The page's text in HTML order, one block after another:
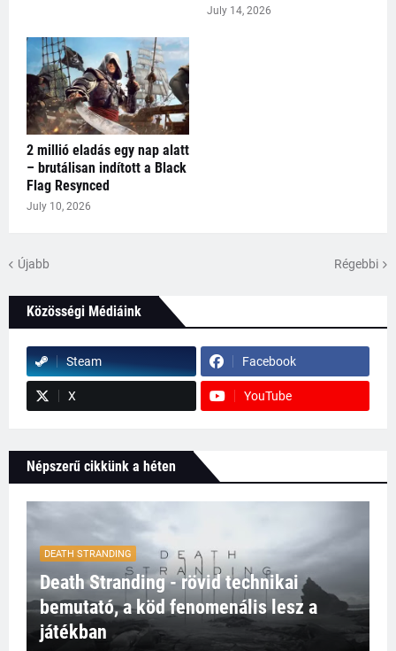
July 14, 2026
2 millió eladás egy nap alatt
– brutálisan indított a Black
Flag Resynced
July 10, 2026
Újabb Régebbi
Közösségi Médiáink
Steam Facebook
X YouTube
Népszerű cikkünk a héten
DEATH STRANDING
Death Stranding - rövid technikai
bemutató, a köd fenomenális lesz a
játékban